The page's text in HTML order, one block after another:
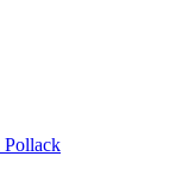
Pollack